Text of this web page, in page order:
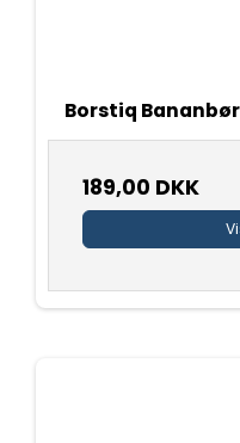
Borstiq
189,00 DKK